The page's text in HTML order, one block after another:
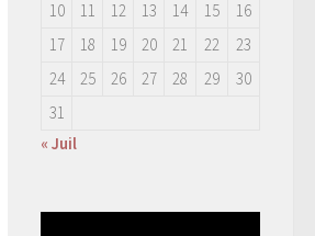
10
11 12 13 14 15
16
17
18 19 20 21 22
23
24
25 26 27 28 29
30
31
« Juil